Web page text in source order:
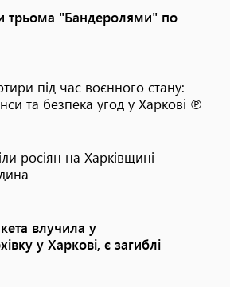
трьома "Бандеролями" по
під час воєнного стану:
та безпека угод у Харкові ℗
росіян на Харківщині
влучила у
у Харкові, є загиблі